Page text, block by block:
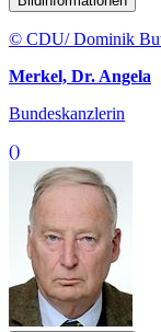
© CDU/ Dominik
Merkel, Dr. Angela
Bundeskanzlerin
()